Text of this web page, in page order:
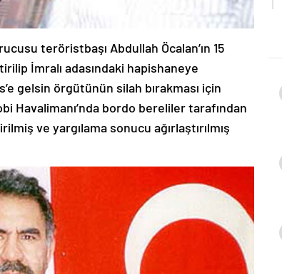
teröristbaşı Abdullah Öcalan’ın 15
İmralı adasındaki hapishaneye
gelsin örgütünün silah bırakması için
Havalimanı’nda bordo bereliler tarafından
ve yargılama sonucu ağırlaştırılmış